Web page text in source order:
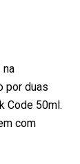
na
por duas
Code 50ml.
com